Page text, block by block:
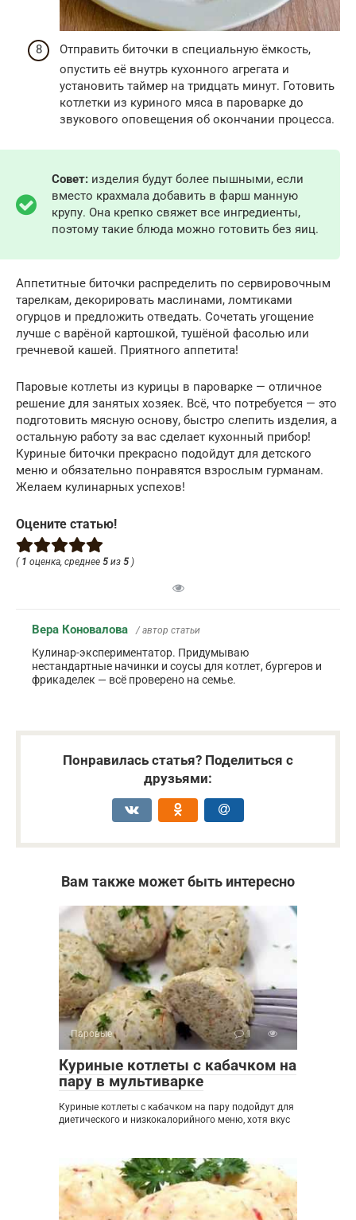
Отправить биточки в специальную ёмкость,
опустить её внутрь кухонного агрегата и
установить таймер на тридцать минут. Готовить
котлетки из куриного мяса в пароварке до
звукового оповещения об окончании процесса.
Совет: изделия будут более пышными, если
вместо крахмала добавить в фарш манную
крупу. Она крепко свяжет все ингредиенты,
поэтому такие блюда можно готовить без яиц.
Аппетитные биточки распределить по сервировочным
тарелкам, декорировать маслинами, ломтиками
огурцов и предложить отведать. Сочетать угощение
лучше с варёной картошкой, тушёной фасолью или
гречневой кашей. Приятного аппетита!
Паровые котлеты из курицы в пароварке — отличное
решение для занятых хозяек. Всё, что потребуется — это
подготовить мясную основу, быстро слепить изделия, а
остальную работу за вас сделает кухонный прибор!
Куриные биточки прекрасно подойдут для детского
меню и обязательно понравятся взрослым гурманам.
Желаем кулинарных успехов!
Оцените статью!
( 1 оценка, среднее 5 из 5 )
Вера Коновалова / автор статьи
Кулинар-экспериментатор. Придумываю
нестандартные начинки и соусы для котлет, бургеров и
фрикаделек — всё проверено на семье.
Понравилась статья? Поделиться с
друзьями:
Вам также может быть интересно
Паровые 1
Куриные котлеты с кабачком на
пару в мультиварке
Куриные котлеты с кабачком на пару подойдут для
диетического и низкокалорийного меню, хотя вкус